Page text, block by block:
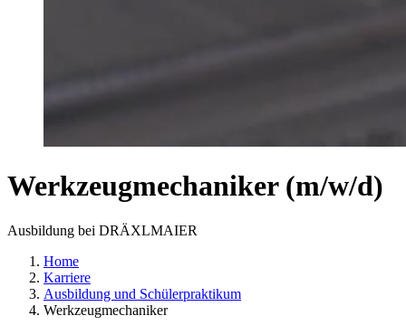
Werkzeugmechaniker (m/w/d)
Ausbildung bei DRÄXLMAIER
Home
Karriere
Ausbildung und Schülerpraktikum
Werkzeugmechaniker